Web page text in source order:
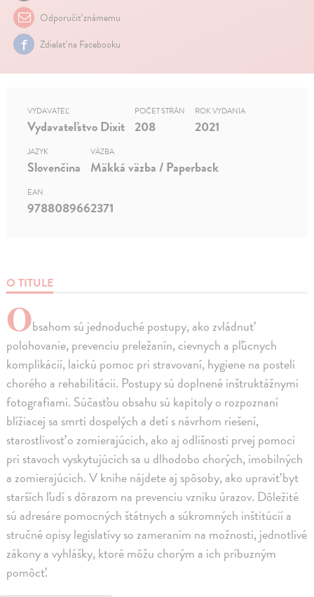
Odporučiť známemu
Zdielať na Facebooku
O TITULE
Obsahom sú jednoduché postupy, ako zvládnuť
polohovanie, prevenciu preležanín, cievnych a pľúcnych
komplikácií, laickú pomoc pri stravovaní, hygiene na posteli
chorého a rehabilitácii. Postupy sú doplnené inštruktážnymi
fotografiami. Súčasťou obsahu sú kapitoly o rozpoznaní
blížiacej sa smrti dospelých a detí s návrhom riešení,
starostlivosť o zomierajúcich, ako aj odlišnosti prvej pomoci
pri stavoch vyskytujúcich sa u dlhodobo chorých, imobilných
a zomierajúcich. V knihe nájdete aj spôsoby, ako upraviť byt
starších ľudí s dôrazom na prevenciu vzniku úrazov. Dôležité
sú adresáre pomocných štátnych a súkromných inštitúcií a
stručné opisy legislatívy so zameraním na možnosti, jednotlivé
zákony a vyhlášky, ktoré môžu chorým a ich príbuzným
pomôcť.
VYDAVATEĽ
Vydavateľstvo Dixit
POČET STRÁN
208
ROK VYDANIA
2021
JAZYK
Slovenčina
VÄZBA
Mäkká väzba / Paperback
EAN
9788089662371